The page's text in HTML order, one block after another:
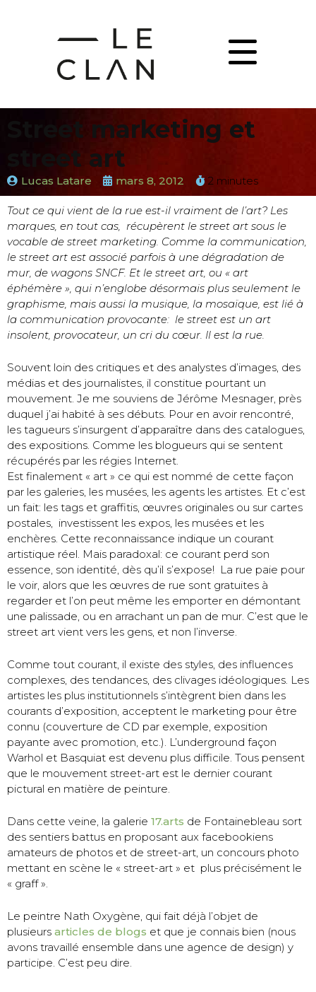
Street marketing et
street art
Lucas Latare mars 8, 2012 2 minutes
Tout ce qui vient de la rue est-il vraiment de l’art? Les
marques, en tout cas, récupèrent le street art sous le
vocable de street marketing. Comme la communication,
le street art est associé parfois à une dégradation de
mur, de wagons SNCF. Et le street art, ou « art
éphémère », qui n’englobe désormais plus seulement le
graphisme, mais aussi la musique, la mosaïque, est lié à
la communication provocante: le street est un art
insolent, provocateur, un cri du cœur. Il est la rue.
Souvent loin des critiques et des analystes d’images, des
médias et des journalistes, il constitue pourtant un
mouvement. Je me souviens de Jérôme Mesnager, près
duquel j’ai habité à ses débuts. Pour en avoir rencontré,
les tagueurs s’insurgent d’apparaître dans des catalogues,
des expositions. Comme les blogueurs qui se sentent
récupérés par les régies Internet.
Est finalement « art » ce qui est nommé de cette façon
par les galeries, les musées, les agents les artistes. Et c’est
un fait: les tags et graffitis, œuvres originales ou sur cartes
postales, investissent les expos, les musées et les
enchères. Cette reconnaissance indique un courant
artistique réel. Mais paradoxal: ce courant perd son
essence, son identité, dès qu’il s’expose! La rue paie pour
le voir, alors que les œuvres de rue sont gratuites à
regarder et l’on peut même les emporter en démontant
une palissade, ou en arrachant un pan de mur. C’est que le
street art vient vers les gens, et non l’inverse.
Comme tout courant, il existe des styles, des influences
complexes, des tendances, des clivages idéologiques. Les
artistes les plus institutionnels s’intègrent bien dans les
courants d’exposition, acceptent le marketing pour être
connu (couverture de CD par exemple, exposition
payante avec promotion, etc.). L’underground façon
Warhol et Basquiat est devenu plus difficile. Tous pensent
que le mouvement street-art est le dernier courant
pictural en matière de peinture.
Dans cette veine, la galerie 17.arts de Fontainebleau sort
des sentiers battus en proposant aux facebookiens
amateurs de photos et de street-art, un concours photo
mettant en scène le « street-art » et plus précisément le
« graff ».
Le peintre Nath Oxygène, qui fait déjà l’objet de
plusieurs articles de blogs et que je connais bien (nous
avons travaillé ensemble dans une agence de design) y
participe. C’est peu dire.